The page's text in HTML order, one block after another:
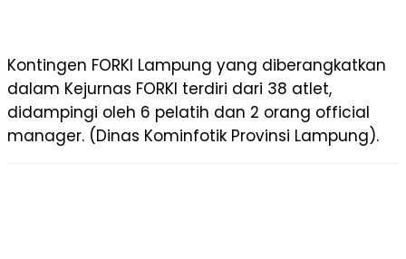
Kontingen FORKI Lampung yang diberangkatkan
dalam Kejurnas FORKI terdiri dari 38 atlet,
didampingi oleh 6 pelatih dan 2 orang official
manager. (Dinas Kominfotik Provinsi Lampung).